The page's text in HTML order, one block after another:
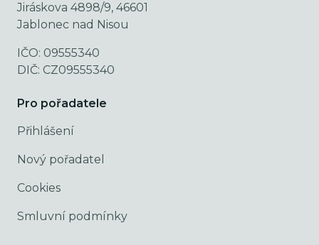
Jiráskova 4898/9, 46601
Jablonec nad Nisou
IČO: 09555340
DIČ: CZ09555340
Pro pořadatele
Přihlášení
Nový pořadatel
Cookies
Smluvní podmínky